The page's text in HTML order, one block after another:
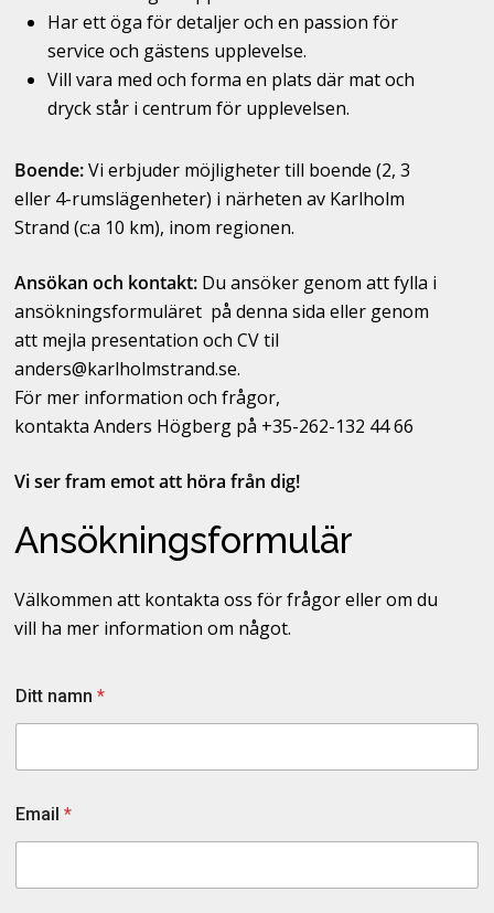
Har ett öga för detaljer och en passion för
service och gästens upplevelse.
Vill vara med och forma en plats där mat och
dryck står i centrum för upplevelsen.
Boende:Vi erbjuder möjligheter till boende (2, 3
eller 4-rumslägenheter) i närheten av Karlholm
Strand (c:a 10 km), inom regionen.
Ansökan och kontakt: Du ansöker genom att fylla i
ansökningsformuläret på denna sida eller genom
att mejla presentation och CV til
anders@karlholmstrand.se.
För mer information och frågor,
kontakta Anders Högberg på +35-262-132 44 66
Vi ser fram emot att höra från dig!
Ansökningsformulär
Välkommen att kontakta oss för frågor eller om du
vill ha mer information om något.
Ditt namn*
Email*